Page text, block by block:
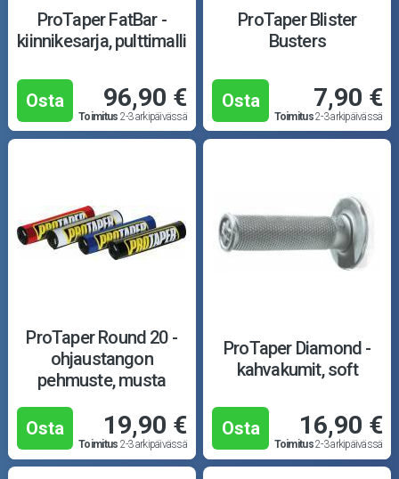
Ajovarusteet
Nastarenkaat
Renkaat ja vanteet
Työkalut
ProTaper FatBar -
kiinnikesarja, pulttimalli
Osta 96,90 €
Toimitus 2-3 arkipäivässä
ProTaper Blister
Busters
Osta 7,90 €
Toimitus2-3 arkipäivässä
ProTaper Round 20 -
ohjaustangon
pehmuste, musta
Osta 19,90 €
Toimitus 2-3 arkipäivässä
ProTaper Diamond -
kahvakumit, soft
Osta 16,90 €
Toimitus2-3 arkipäivässä